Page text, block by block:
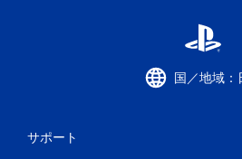
国／地域：
サポート